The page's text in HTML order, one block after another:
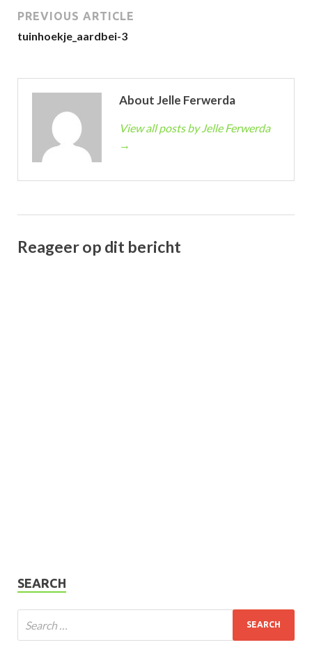
PREVIOUS ARTICLE
tuinhoekje_aardbei-3
About Jelle Ferwerda
View all posts by Jelle Ferwerda
→
Reageer op dit bericht
SEARCH